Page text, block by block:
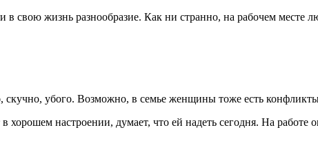
в свою жизнь разнообразие. Как ни странно, на рабочем месте
убого. Возможно, в семье женщины тоже есть конфликты
хорошем настроении, думает, что ей надеть сегодня. На